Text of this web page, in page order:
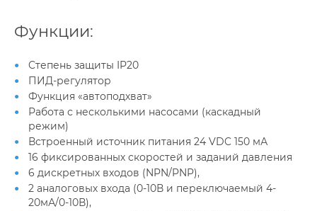
Функции:
Cтепень защиты IP20
ПИД-регулятор
Функция «автоподхват»
Работа с несколькими насосами (каскадный
режим)
Встроенный источник питания 24 VDC 150 мА
16 фиксированных скоростей и заданий давления
6 дискретных входов (NPN/PNP),
2 аналоговых входа (0-10В и переключаемый 4-
20мА/0-10В),